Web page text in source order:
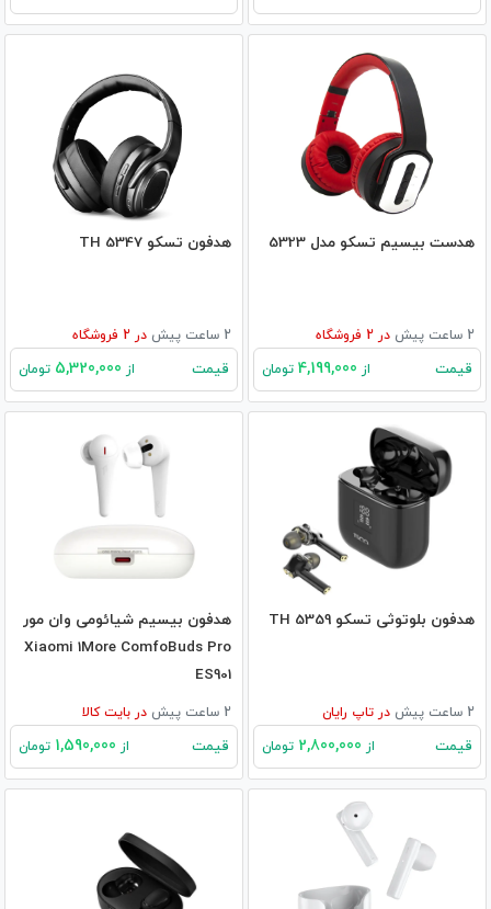
هدست بیسیم تسکو مدل 5323
2 ساعت پیش در فروشگاه
قیمت از تومان
هدفون تسکو TH 5347
2 ساعت پیش در فروشگاه
قیمت از تومان
هدفون بلوتوثی تسکو TH 5359
2 ساعت پیش در تاپ رایان
قیمت از تومان
هدفون بیسیم شیائومی وان مور
Xiaomi 1More ComfoBuds Pro
ES901
2 ساعت پیش در بایت کالا
قیمت از تومان